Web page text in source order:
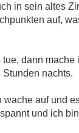
in sein altes
auf,
dann mache
nachts.
auf und
und ich